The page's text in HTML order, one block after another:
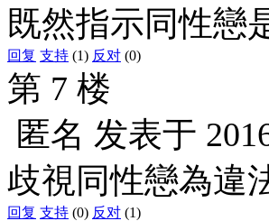
既然指示同性戀
回复 支持 (1) 反对 (0)
第 7 楼
匿名 发表于
歧視同性戀為違
回复 支持 (0) 反对 (1)